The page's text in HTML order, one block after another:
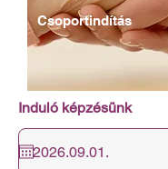
Csoportindítás
Induló képzésünk